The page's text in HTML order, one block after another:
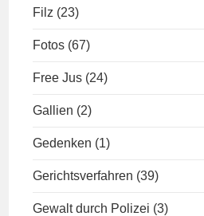
Filz (23)
Fotos (67)
Free Jus (24)
Gallien (2)
Gedenken (1)
Gerichtsverfahren (39)
Gewalt durch Polizei (3)